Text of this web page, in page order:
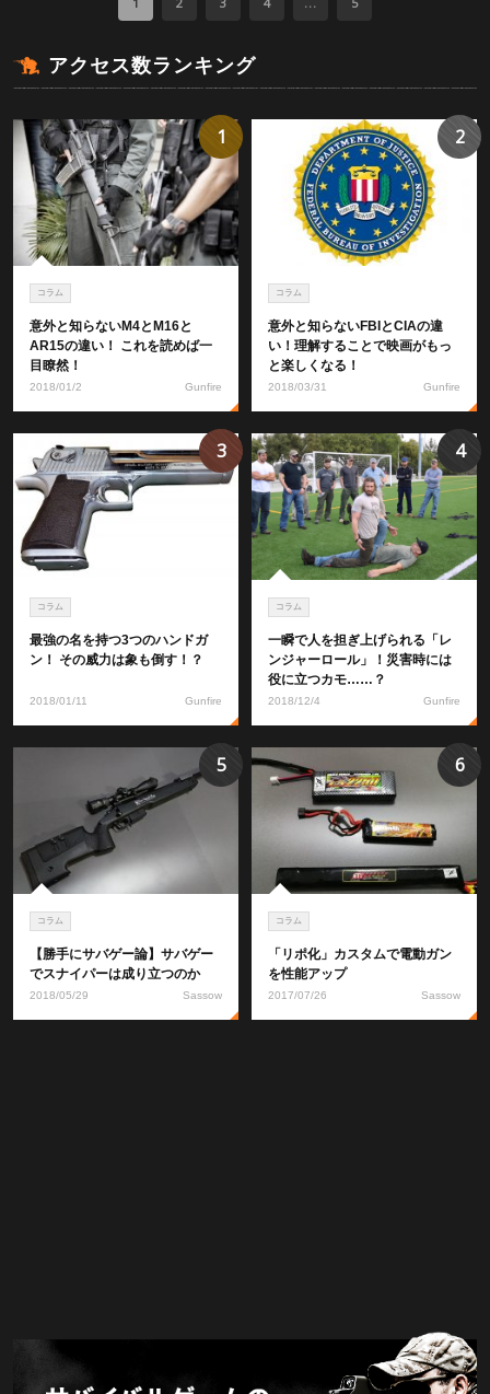
アクセス数ランキング
コラム
意外と知らないM4とM16と
AR15の違い！ これを読めば一
目瞭然！
2018/01/2 Gunfire
1
コラム
意外と知らないFBIとCIAの違
い！理解することで映画がもっ
と楽しくなる！
2018/03/31 Gunfire
2
コラム
最強の名を持つ3つのハンドガ
ン！ その威力は象も倒す！？
2018/01/11 Gunfire
3
コラム
一瞬で人を担ぎ上げられる「レ
ンジャーロール」！災害時には
役に立つカモ……？
2018/12/4 Gunfire
4
コラム
【勝手にサバゲー論】サバゲー
でスナイパーは成り立つのか
2018/05/29 Sassow
5
コラム
「リポ化」カスタムで電動ガン
を性能アップ
2017/07/26 Sassow
6